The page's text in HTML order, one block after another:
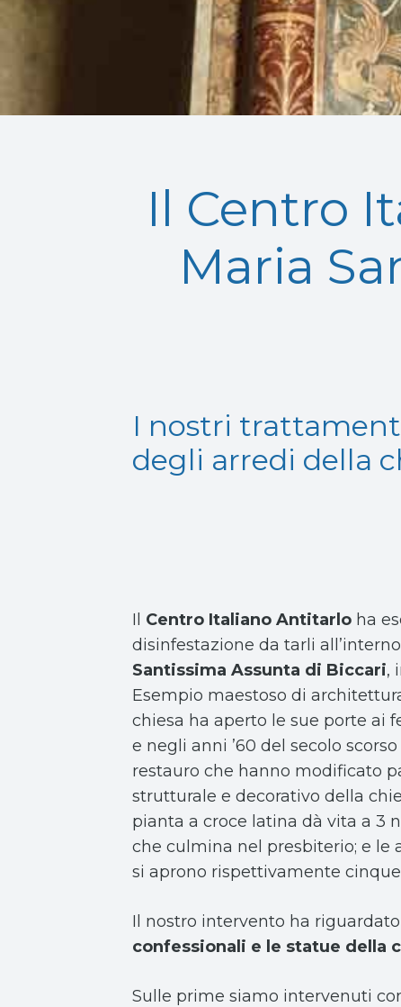
Il Centro
Maria
I nostri
degli arredi della
Il Centro Italiano Antitarlo ha
disinfestazione da tarli
Santissima Assunta di Biccari,
Esempio maestoso di
chiesa ha aperto le sue porte ai
e negli anni ’60 del secolo
restauro che hanno modificato
strutturale e decorativo della
pianta a croce latina dà vita a 3
che culmina nel presbiterio; e le
si aprono rispettivamente
Il nostro intervento ha riguardato
confessionali e le statue della
Sulle prime siamo intervenuti